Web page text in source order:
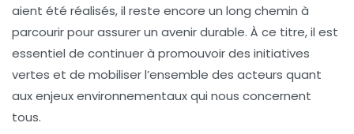
aient été réalisés, il reste encore un long chemin à
parcourir pour assurer un avenir durable. À ce titre, il est
essentiel de continuer à promouvoir des initiatives
vertes et de mobiliser l’ensemble des acteurs quant
aux enjeux environnementaux qui nous concernent
tous.